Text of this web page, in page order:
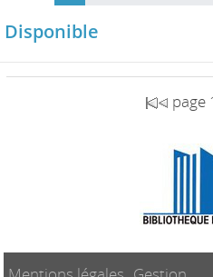
Disponible
page